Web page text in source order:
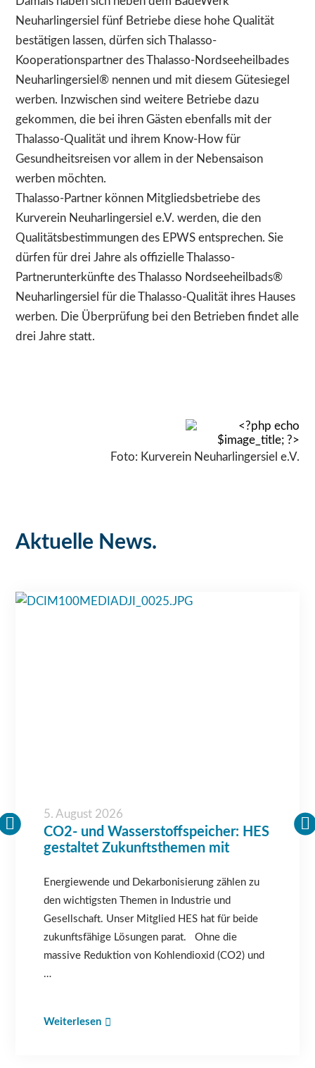
Neuharlingersiel fünf Betriebe diese hohe Qualität
bestätigen lassen, dürfen sich Thalasso-
Kooperationspartner des Thalasso-Nordseeheilbades
Neuharlingersiel® nennen und mit diesem Gütesiegel
werben. Inzwischen sind weitere Betriebe dazu
gekommen, die bei ihren Gästen ebenfalls mit der
Thalasso-Qualität und ihrem Know-How für
Gesundheitsreisen vor allem in der Nebensaison
werben möchten.
Thalasso-Partner können Mitgliedsbetriebe des
Kurverein Neuharlingersiel e.V. werden, die den
Qualitätsbestimmungen des EPWS entsprechen. Sie
dürfen für drei Jahre als offizielle Thalasso-
Partnerunterkünfte des Thalasso Nordseeheilbads®
Neuharlingersiel für die Thalasso-Qualität ihres Hauses
werben. Die Überprüfung bei den Betrieben findet alle
drei Jahre statt.
Foto: Kurverein Neuharlingersiel e.V.
Aktuelle News.
5. August 2026
CO2- und Wasserstoffspeicher: HES
gestaltet Zukunftsthemen mit
Energiewende und Dekarbonisierung zählen zu
den wichtigsten Themen in Industrie und
Gesellschaft. Unser Mitglied HES hat für beide
zukunftsfähige Lösungen parat. Ohne die
massive Reduktion von Kohlendioxid (CO2) und
…
Weiterlesen